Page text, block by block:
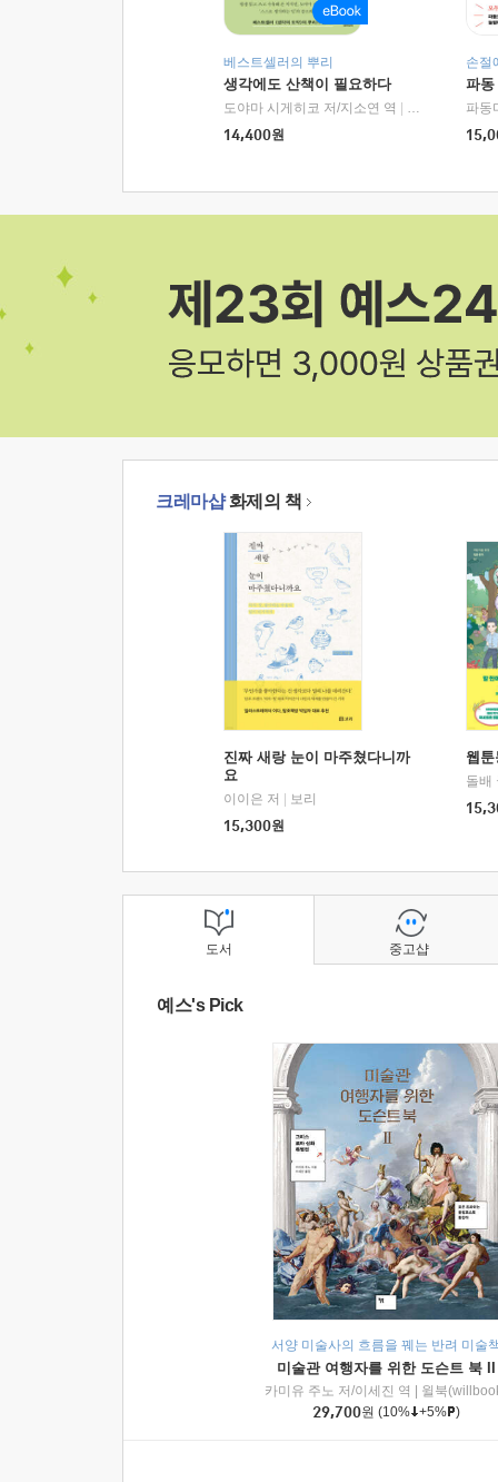
베스트셀러의 뿌리
생각에도 산책이 필요하다
도야마 시게히코 저/지소연 역
알에이치코리
14,400원
손절
파동
파동
크레마샵화제의 책
진짜 새랑 눈이 마주쳤다니까
요
이이은 저
보리
15,300원
웹
돌배
도서
예스's Pick
서양 미술사의 흐름을 꿰는 반려 미술
미술관 여행자를 위한 도슨트 북 II
카미유 주노 저/이세진 역
윌북
29,700원 (10% +5% )
중고샵